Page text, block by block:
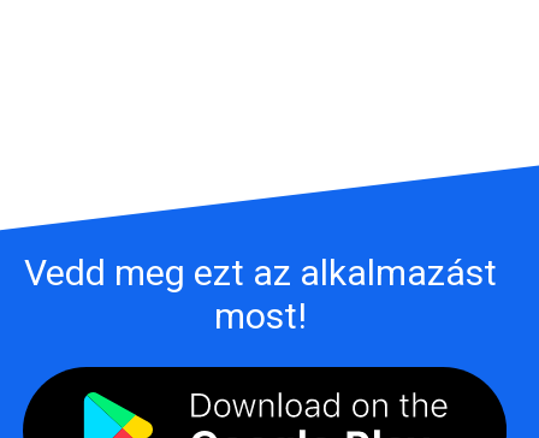
Vedd meg ezt az alkalmazást
most!